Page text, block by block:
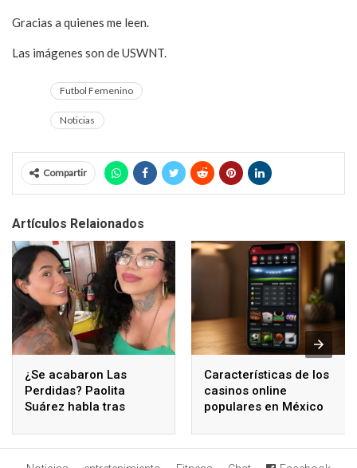
Gracias a quienes me leen.
Las imágenes son de USWNT.
Futbol Femenino
Noticias
Compartir
Artículos Relaionados
¿Se acabaron Las
Perdidas? Paolita
Suárez habla tras
de Karina Torres
Características de los
casinos online
populares en México